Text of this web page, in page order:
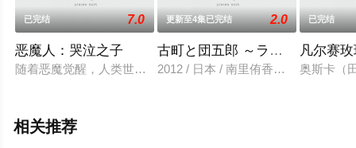
已完结 7.0
恶魔人：哭泣之子
随着恶魔觉醒，人类世界陷入混乱。性格温柔的男孩与恶魔合
更新至4集已完结 2.0
古町と団五郎 ～ラグーンストー
2012 / 日本 / 南里侑香野水伊织松水
已完结
凡尔赛
奥斯卡（
相关推荐